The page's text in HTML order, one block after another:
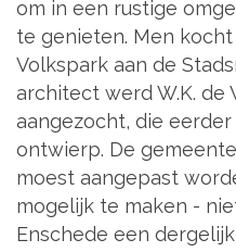
om in een rustige
te genieten. Men
Volkspark aan de
architect werd W.K. de
aangezocht, die
ontwierp. De
moest aangepast
mogelijk te maken -
Enschede een